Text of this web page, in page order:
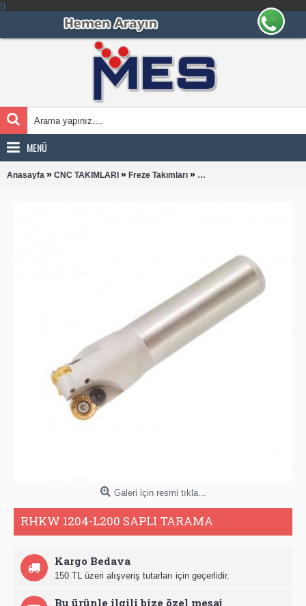
MENÜ
Anasayfa » CNC TAKIMLARI » Freze Takımları » RHKW 1204-L200 SAPLI
Galeri için resmi tıkla...
RHKW 1204-L200 SAPLI TARAMA
Kargo Bedava
150 TL üzeri alışveriş tutarları için geçerlidir.
Bu ürünle ilgili bize özel mesaj